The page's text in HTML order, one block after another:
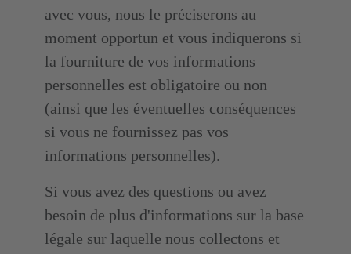
avec vous, nous le préciserons au
moment opportun et vous indiquerons si
la fourniture de vos informations
personnelles est obligatoire ou non
(ainsi que les éventuelles conséquences
si vous ne fournissez pas vos
informations personnelles).
Si vous avez des questions ou avez
besoin de plus d'informations sur la base
légale sur laquelle nous collectons et